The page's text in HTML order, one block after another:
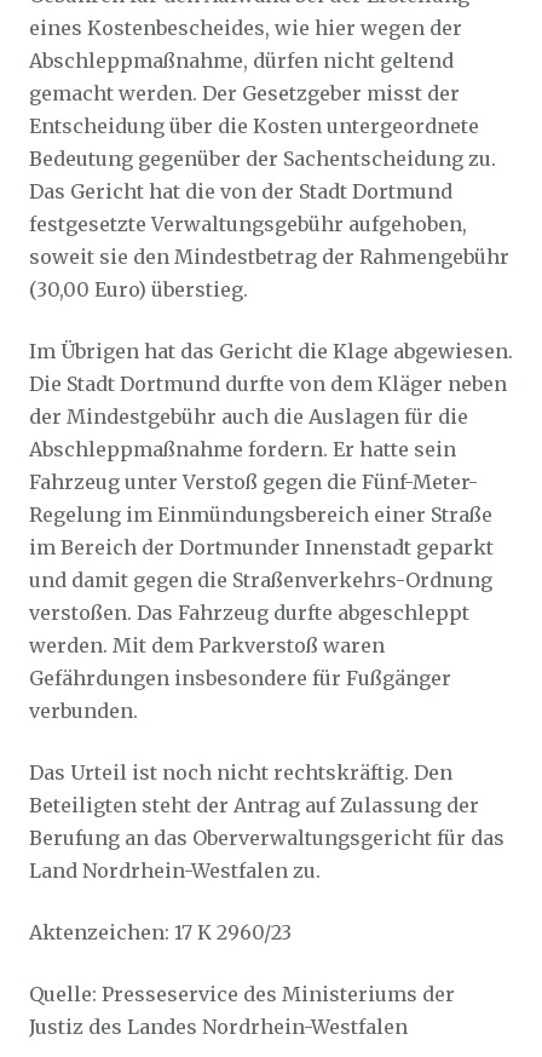
eines Kostenbescheides, wie hier wegen der
Abschleppmaßnahme, dürfen nicht geltend
gemacht werden. Der Gesetzgeber misst der
Entscheidung über die Kosten untergeordnete
Bedeutung gegenüber der Sachentscheidung zu.
Das Gericht hat die von der Stadt Dortmund
festgesetzte Verwaltungsgebühr aufgehoben,
soweit sie den Mindestbetrag der Rahmengebühr
(30,00 Euro) überstieg.
Im Übrigen hat das Gericht die Klage abgewiesen.
Die Stadt Dortmund durfte von dem Kläger neben
der Mindestgebühr auch die Auslagen für die
Abschleppmaßnahme fordern. Er hatte sein
Fahrzeug unter Verstoß gegen die Fünf-Meter-
Regelung im Einmündungsbereich einer Straße
im Bereich der Dortmunder Innenstadt geparkt
und damit gegen die Straßenverkehrs-Ordnung
verstoßen. Das Fahrzeug durfte abgeschleppt
werden. Mit dem Parkverstoß waren
Gefährdungen insbesondere für Fußgänger
verbunden.
Das Urteil ist noch nicht rechtskräftig. Den
Beteiligten steht der Antrag auf Zulassung der
Berufung an das Oberverwaltungsgericht für das
Land Nordrhein-Westfalen zu.
Aktenzeichen: 17 K 2960/23
Quelle: Presseservice des Ministeriums der
Justiz des Landes Nordrhein-Westfalen